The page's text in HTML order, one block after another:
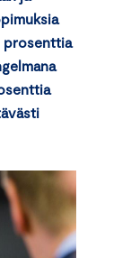
prosenttia